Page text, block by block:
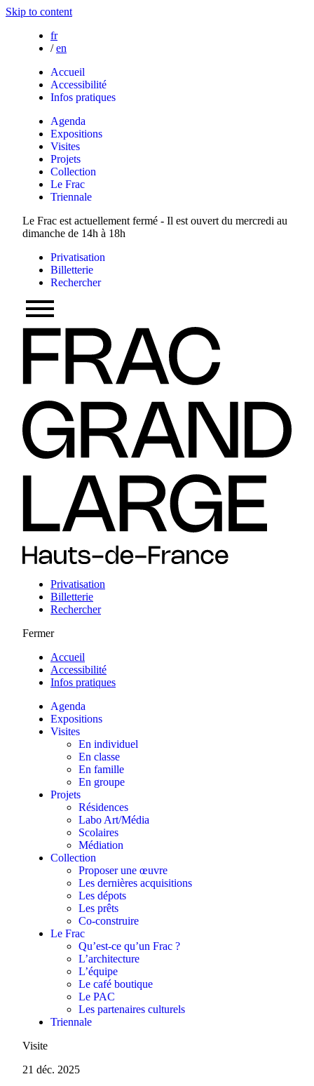
Skip to content
fr
/ en
Accueil
Accessibilité
Infos pratiques
Agenda
Expositions
Visites
Projets
Collection
Le Frac
Triennale
Le Frac est actuellement fermé - Il est ouvert du mercredi au
dimanche de 14h à 18h
Privatisation
Billetterie
Rechercher
Privatisation
Billetterie
Rechercher
Fermer
Accueil
Accessibilité
Infos pratiques
Agenda
Expositions
Visites
En individuel
En classe
En famille
En groupe
Projets
Résidences
Labo Art/Média
Scolaires
Médiation
Collection
Proposer une œuvre
Les dernières acquisitions
Les dépots
Les prêts
Co-construire
Le Frac
Qu’est-ce qu’un Frac ?
L’architecture
L’équipe
Le café boutique
Le PAC
Les partenaires culturels
Triennale
Visite
21 déc. 2025